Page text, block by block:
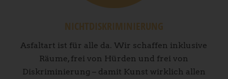
NICHTDISKRIMINIERUNG
Asfaltart ist für alle da. Wir schaffen inklusive
Räume, frei von Hürden und frei von
Diskriminierung – damit Kunst wirklich allen